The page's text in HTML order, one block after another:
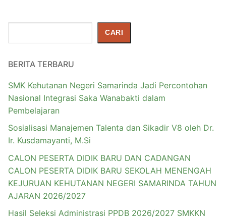
CARI
BERITA TERBARU
SMK Kehutanan Negeri Samarinda Jadi Percontohan
Nasional Integrasi Saka Wanabakti dalam
Pembelajaran
Sosialisasi Manajemen Talenta dan Sikadir V8 oleh Dr.
Ir. Kusdamayanti, M.Si
CALON PESERTA DIDIK BARU DAN CADANGAN
CALON PESERTA DIDIK BARU SEKOLAH MENENGAH
KEJURUAN KEHUTANAN NEGERI SAMARINDA TAHUN
AJARAN 2026/2027
Hasil Seleksi Administrasi PPDB 2026/2027 SMKKN